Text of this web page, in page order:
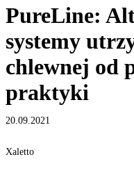
PureLine:
systemy
chlewnej od
praktyki
20.09.2021
Xaletto